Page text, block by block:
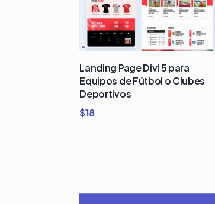
Landing Page Divi 5 para
Equipos de Fútbol o Clubes
Deportivos
$18